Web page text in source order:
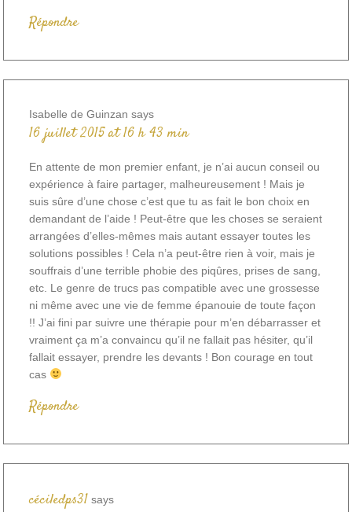
Répondre
Isabelle de Guinzan says
16 juillet 2015 at 16 h 43 min
En attente de mon premier enfant, je n’ai aucun conseil ou
expérience à faire partager, malheureusement ! Mais je
suis sûre d’une chose c’est que tu as fait le bon choix en
demandant de l’aide ! Peut-être que les choses se seraient
arrangées d’elles-mêmes mais autant essayer toutes les
solutions possibles ! Cela n’a peut-être rien à voir, mais je
souffrais d’une terrible phobie des piqûres, prises de sang,
etc. Le genre de trucs pas compatible avec une grossesse
ni même avec une vie de femme épanouie de toute façon
!! J’ai fini par suivre une thérapie pour m’en débarrasser et
vraiment ça m’a convaincu qu’il ne fallait pas hésiter, qu’il
fallait essayer, prendre les devants ! Bon courage en tout
cas
Répondre
céciledps31 says